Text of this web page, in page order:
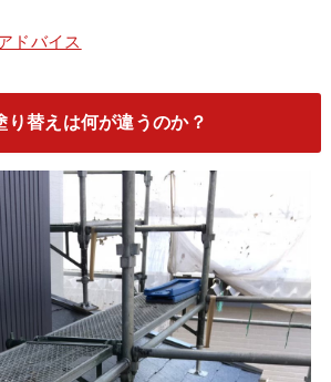
ドバイス
り替えは何が違うのか？